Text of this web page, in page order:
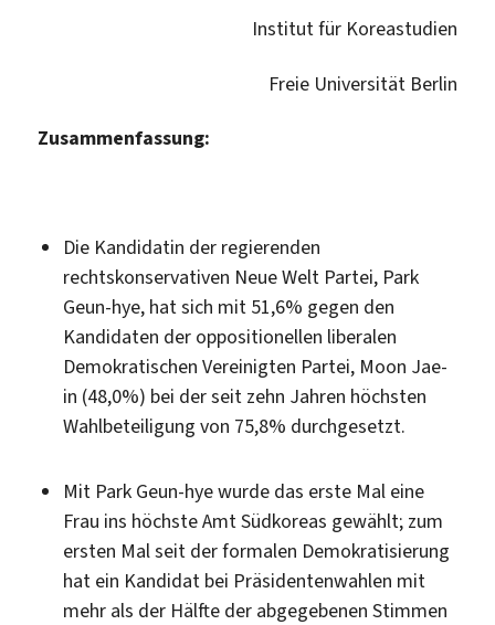
Institut für Koreastudien
Freie Universität Berlin
Zusammenfassung:
Die Kandidatin der regierenden
rechtskonservativen Neue Welt Partei, Park
Geun-hye, hat sich mit 51,6% gegen den
Kandidaten der oppositionellen liberalen
Demokratischen Vereinigten Partei, Moon Jae-
in (48,0%) bei der seit zehn Jahren höchsten
Wahlbeteiligung von 75,8% durchgesetzt.
Mit Park Geun-hye wurde das erste Mal eine
Frau ins höchste Amt Südkoreas gewählt; zum
ersten Mal seit der formalen Demokratisierung
hat ein Kandidat bei Präsidentenwahlen mit
mehr als der Hälfte der abgegebenen Stimmen